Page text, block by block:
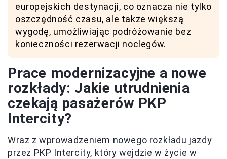
europejskich destynacji, co oznacza nie tylko
oszczędność czasu, ale także większą
wygodę, umożliwiając podróżowanie bez
konieczności rezerwacji noclegów.
Prace modernizacyjne a nowe
rozkłady: Jakie utrudnienia
czekają pasażerów PKP
Intercity?
Wraz z wprowadzeniem nowego rozkładu jazdy
przez PKP Intercity, który wejdzie w życie w